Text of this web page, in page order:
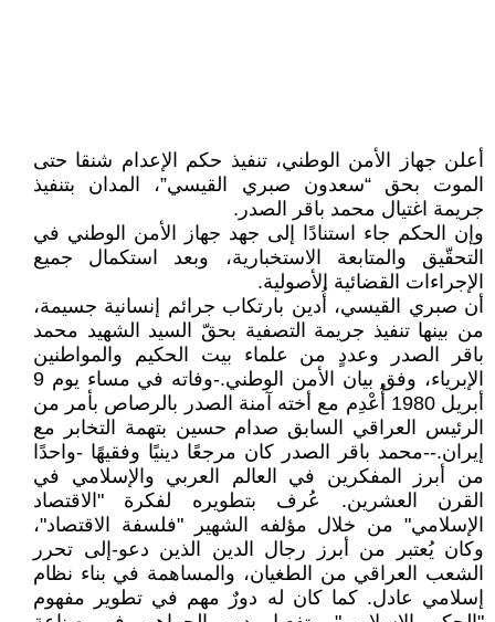
أعلن جهاز الأمن الوطني، تنفيذ حكم الإعدام شنقا حتى
الموت بحق “سعدون صبري القيسي”، المدان بتنفيذ
جريمة اغتيال محمد باقر الصدر.
وإن الحكم جاء استنادًا إلى جهد جهاز الأمن الوطني في
التحقّيق والمتابعة الاستخبارية، وبعد استكمال جميع
الإجراءات القضائية الأصولية.
أن صبري القيسي، أُدين بارتكاب جرائم إنسانية جسيمة،
من بينها تنفيذ جريمة التصفية بحقّ السيد الشهيد محمد
باقر الصدر وعددٍ من علماء بيت الحكيم والمواطنين
الإبرياء، وفق بيان الأمن الوطني.-وفاته في مساء يوم 9
أبريل 1980 أُعْدِم مع أخته آمنة الصدر بالرصاص بأمر من
الرئيس العراقي السابق صدام حسين بتهمة التخابر مع
إيران.--محمد باقر الصدر كان مرجعًا دينيًا وفقيهًا -واحدًا
من أبرز المفكرين في العالم العربي والإسلامي في
القرن العشرين. عُرف بتطويره لفكرة "الاقتصاد
الإسلامي" من خلال مؤلفه الشهير "فلسفة الاقتصاد"،
وكان يُعتبر من أبرز رجال الدين الذين دعو-إلى تحرر
الشعب العراقي من الطغيان، والمساهمة في بناء نظام
إسلامي عادل. كما كان له دورٌ مهم في تطوير مفهوم